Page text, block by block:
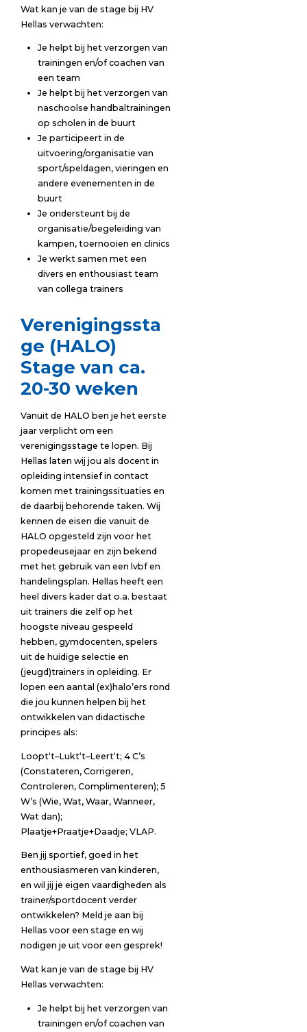
Wat kan je van de stage bij HV
Hellas verwachten:
Je helpt bij het verzorgen van
trainingen en/of coachen van
een team
Je helpt bij het verzorgen van
naschoolse handbaltrainingen
op scholen in de buurt
Je participeert in de
uitvoering/organisatie van
sport/speldagen, vieringen en
andere evenementen in de
buurt
Je ondersteunt bij de
organisatie/begeleiding van
kampen, toernooien en clinics
Je werkt samen met een
divers en enthousiast team
van collega trainers
Verenigingssta
ge (HALO)
Stage van ca.
20-30 weken
Vanuit de HALO ben je het eerste
jaar verplicht om een
verenigingsstage te lopen. Bij
Hellas laten wij jou als docent in
opleiding intensief in contact
komen met trainingssituaties en
de daarbij behorende taken. Wij
kennen de eisen die vanuit de
HALO opgesteld zijn voor het
propedeusejaar en zijn bekend
met het gebruik van een lvbf en
handelingsplan. Hellas heeft een
heel divers kader dat o.a. bestaat
uit trainers die zelf op het
hoogste niveau gespeeld
hebben, gymdocenten, spelers
uit de huidige selectie en
(jeugd)trainers in opleiding. Er
lopen een aantal (ex)halo’ers rond
die jou kunnen helpen bij het
ontwikkelen van didactische
principes als:
Loopt‘t–Lukt‘t–Leert‘t; 4 C’s
(Constateren, Corrigeren,
Controleren, Complimenteren); 5
W’s (Wie, Wat, Waar, Wanneer,
Wat dan);
Plaatje+Praatje+Daadje; VLAP.
Ben jij sportief, goed in het
enthousiasmeren van kinderen,
en wil jij je eigen vaardigheden als
trainer/sportdocent verder
ontwikkelen? Meld je aan bij
Hellas voor een stage en wij
nodigen je uit voor een gesprek!
Wat kan je van de stage bij HV
Hellas verwachten:
Je helpt bij het verzorgen van
trainingen en/of coachen van